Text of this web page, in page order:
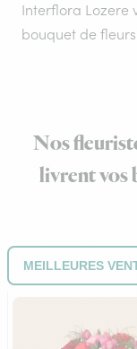
Interflora Lozere
bouquet de
Nos
livrent vos